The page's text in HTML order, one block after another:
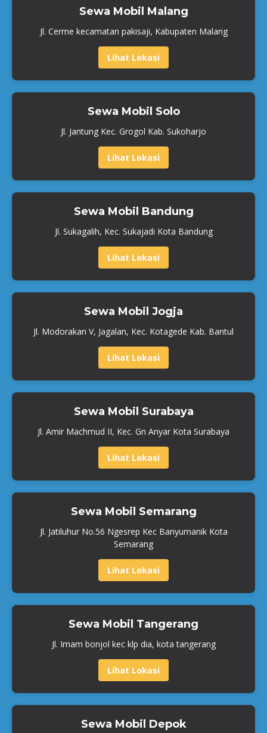
Sewa Mobil Malang
Jl. Cerme kecamatan pakisaji, Kabupaten Malang
Lihat Lokasi
Sewa Mobil Solo
Jl. Jantung Kec. Grogol Kab. Sukoharjo
Lihat Lokasi
Sewa Mobil Bandung
Jl. Sukagalih, Kec. Sukajadi Kota Bandung
Lihat Lokasi
Sewa Mobil Jogja
Jl. Modorakan V, Jagalan, Kec. Kotagede Kab. Bantul
Lihat Lokasi
Sewa Mobil Surabaya
Jl. Amir Machmud II, Kec. Gn Anyar Kota Surabaya
Lihat Lokasi
Sewa Mobil Semarang
Jl. Jatiluhur No.56 Ngesrep Kec Banyumanik Kota
Semarang
Lihat Lokasi
Sewa Mobil Tangerang
Jl. Imam bonjol kec klp dia, kota tangerang
Lihat Lokasi
Sewa Mobil Depok